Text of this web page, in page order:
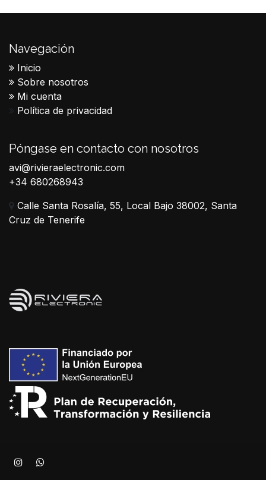
Navegación
Inicio
Sobre nosotros
Mi cuenta
Política de privacidad
Póngase en contacto con nosotros
avi@rivieraelectronic.com
+34 680268943
Calle Santa Rosalía, 55, Local Bajo 38002, Santa
Cruz de Tenerife